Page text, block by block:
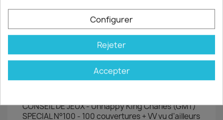
Détails du produit
Documents joints
ANALYSE - Allemagne 1813 (Hexasim et Canons en
QUE CHOISIR - La guerre des tranchées (divers
CONSEIL DE JEUX - Unhappy King Charles (GMT)
SPECIAL N°100 - 100 couvertures + VV vu d'ailleurs
Configurer
Rejeter
Accepter